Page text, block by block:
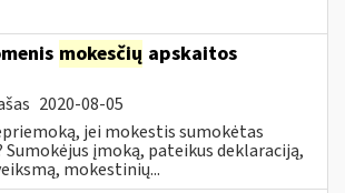
mokesčių apskaitos
2020-08-05
jei mokestis sumokėtas
Sumokėjus įmoką, pateikus deklaraciją,
mokestinių...